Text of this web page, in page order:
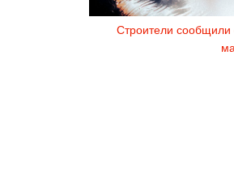
Строители сообщили